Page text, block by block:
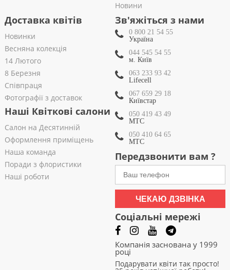
Новини
Доставка квітів
Новинки
Весняна колекція
14 Лютого
8 Березня
Співпраця
Фотографії з доставок
Наші Квіткові салони
Салон на Десятинній
Оформлення приміщень
Наша команда
Поради з флористики
Наші роботи
Зв'яжіться з нами
0 800 21 54 55
Україна
044 545 54 55
м. Київ
063 233 93 42
Lifecell
067 659 29 18
Київстар
050 419 43 49
МТС
050 410 64 65
МТС
Передзвонити вам ?
ЧЕКАЮ ДЗВІНКА
Соціальні мережі
Компанія заснована у 1999
році
Подарувати квіти так просто!